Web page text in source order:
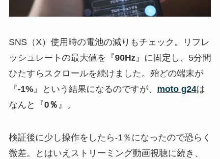
SNS（X）使用時の電池の減りもチェック。リフレ
ッシュレートの最大値を『90Hz』に固定し、5分間
ひたすらスクロールを続けました。殆どの端末が
『-1%』という結果になるのですが、 moto g24は
なんと『0％ 』。
検証後に少し操作をしたら-1％になったので恐らく
微差。とはいえストリーミング動画視聴に続き、